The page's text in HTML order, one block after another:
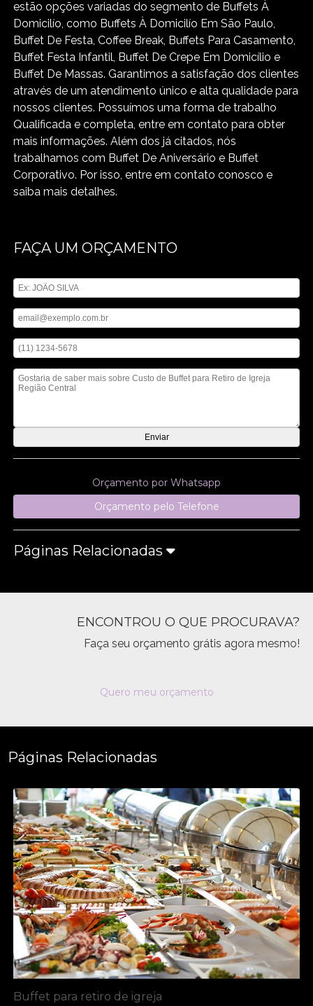
estão opções variadas do segmento de Buffets À
Domicilío, como Buffets À Domicilío Em São Paulo,
Buffet De Festa, Coffee Break, Buffets Para Casamento,
Buffet Festa Infantil, Buffet De Crepe Em Domicílio e
Buffet De Massas. Garantimos a satisfação dos clientes
através de um atendimento único e alta qualidade para
nossos clientes. Possuímos uma forma de trabalho
Qualificada e completa, entre em contato para obter
mais informações. Além dos já citados, nós
trabalhamos com Buffet De Aniversário e Buffet
Corporativo. Por isso, entre em contato conosco e
saiba mais detalhes.
FAÇA UM ORÇAMENTO
Orçamento por Whatsapp
Orçamento pelo Telefone
Páginas Relacionadas
ENCONTROU O QUE PROCURAVA?
Faça seu orçamento grátis agora mesmo!
Quero meu orçamento
Páginas Relacionadas
Buffet para retiro de igreja